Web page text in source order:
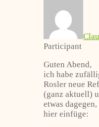
Participant
Guten Abend,
ich habe
Rosler neue
(ganz aktuell)
etwas
hier einfüge: